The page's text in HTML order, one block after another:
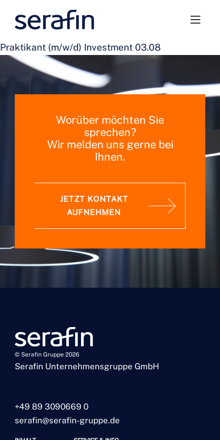
Praktikant (m/w/d) Investment 03.08
Worüber möchten Sie
sprechen?
Wir melden uns gerne bei
Ihnen.
JETZT KONTAKT
AUFNEHMEN
Serafin Unternehmensgruppe GmbH
+49 89 3090669 0
serafin@serafin-gruppe.de
© Serafin Gruppe 2026